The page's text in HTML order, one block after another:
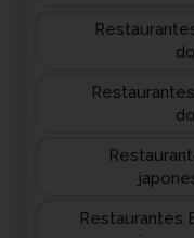
Restaurantes